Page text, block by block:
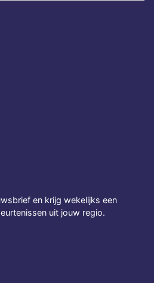
en krijg wekelijks een
uit jouw regio.